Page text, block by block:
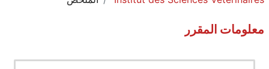
معلومات المقرر